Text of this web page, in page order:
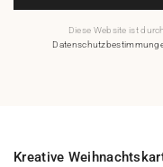
Diese Website ist
Kreative